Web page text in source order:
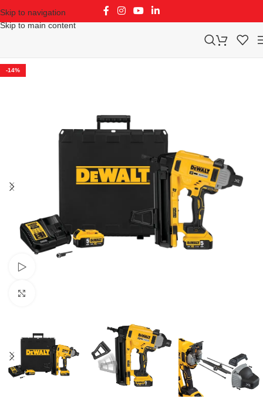
Skip to navigation
Skip to main content
-14%